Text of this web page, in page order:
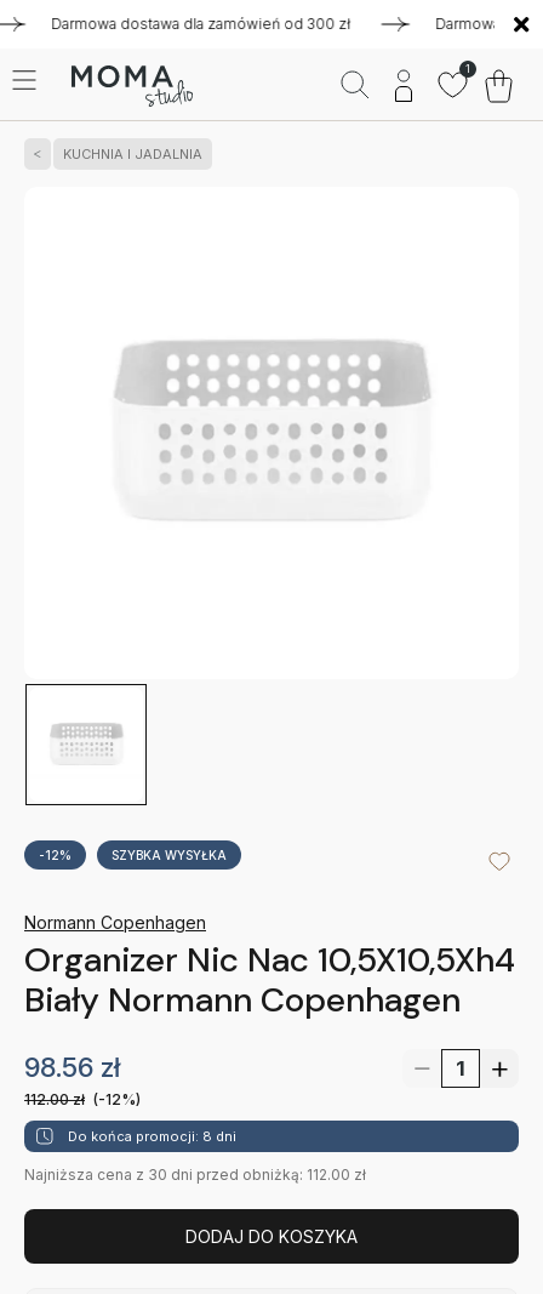
Darmowa dostawa dla zamówień od 300 zł Darmowa dostawa
1
KUCHNIA I JADALNIA
-12% SZYBKA WYSYŁKA
Normann Copenhagen
Organizer Nic Nac 10,5X10,5Xh4
Biały Normann Copenhagen
98.56 zł
112.00zł (-12%)
Do końca promocji: 8 dni
Najniższa cena z 30 dni przed obniżką: 112.00 zł
DODAJ DO KOSZYKA